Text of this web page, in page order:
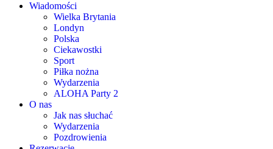
Wiadomości
Wielka Brytania
Londyn
Polska
Ciekawostki
Sport
Piłka nożna
Wydarzenia
ALOHA Party 2
O nas
Jak nas słuchać
Wydarzenia
Pozdrowienia